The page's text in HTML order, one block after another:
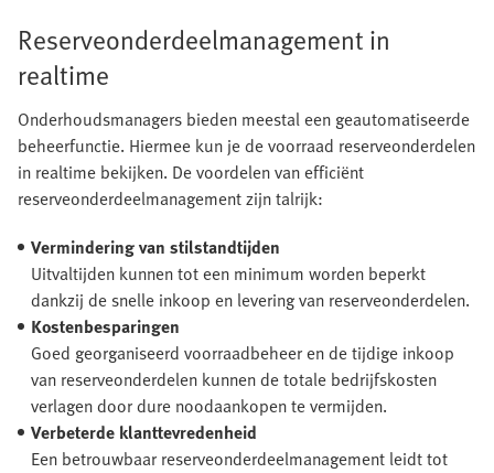
Reserveonderdeelmanagement in
realtime
Onderhoudsmanagers bieden meestal een geautomatiseerde
beheerfunctie. Hiermee kun je de voorraad reserveonderdelen
in realtime bekijken. De voordelen van efficiënt
reserveonderdeelmanagement zijn talrijk:
Vermindering van stilstandtijden
Uitvaltijden kunnen tot een minimum worden beperkt
dankzij de snelle inkoop en levering van reserveonderdelen.
Kostenbesparingen
Goed georganiseerd voorraadbeheer en de tijdige inkoop
van reserveonderdelen kunnen de totale bedrijfskosten
verlagen door dure noodaankopen te vermijden.
Verbeterde klanttevredenheid
Een betrouwbaar reserveonderdeelmanagement leidt tot